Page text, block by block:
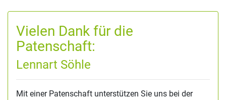
Vielen Dank für die
Patenschaft:
Lennart Söhle
Mit einer Patenschaft unterstützen Sie uns bei der